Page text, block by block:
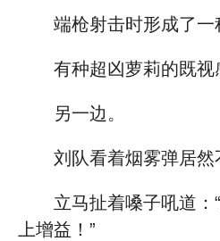
端枪射击时形成了一
有种超凶萝莉的既视
另一边。
刘队看着烟雾弹居然
立马扯着嗓子吼道：
上增益！”